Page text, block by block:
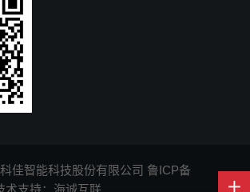
佳智能科技股份有限公司 鲁ICP备
术支持：海诚互联